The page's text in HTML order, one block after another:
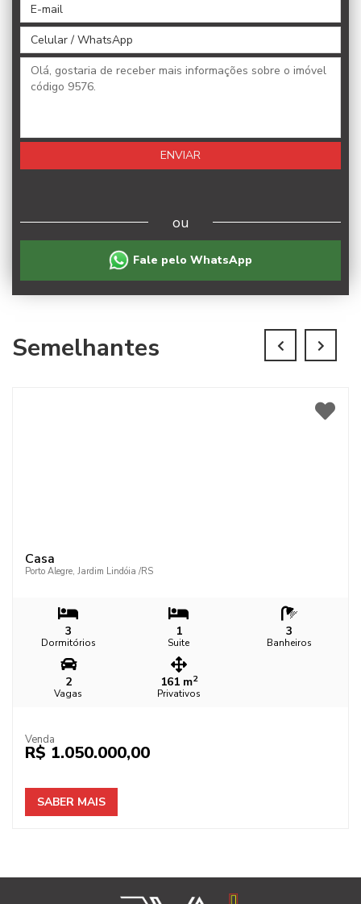
ou
Fale pelo WhatsApp
Semelhantes
Casa
Porto Alegre, Jardim Lindóia /RS
3
Dormitórios
1
Suite
3
Banheiros
2
Vagas
161 m2
Privativos
Venda
R$ 1.050.000,00
SABER MAIS